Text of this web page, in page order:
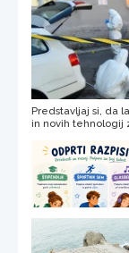
Predstavljaj si, da
in novih tehnologij